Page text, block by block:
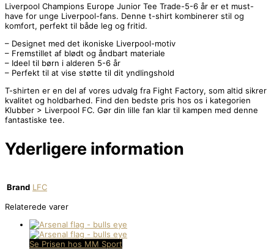
Liverpool Champions Europe Junior Tee Trade-5-6 år er et must-
have for unge Liverpool-fans. Denne t-shirt kombinerer stil og
komfort, perfekt til både leg og fritid.
– Designet med det ikoniske Liverpool-motiv
– Fremstillet af blødt og åndbart materiale
– Ideel til børn i alderen 5-6 år
– Perfekt til at vise støtte til dit yndlingshold
T-shirten er en del af vores udvalg fra Fight Factory, som altid sikrer
kvalitet og holdbarhed. Find den bedste pris hos os i kategorien
Klubber > Liverpool FC. Gør din lille fan klar til kampen med denne
fantastiske tee.
Yderligere information
Brand LFC
Relaterede varer
Se Prisen hos MM Sport